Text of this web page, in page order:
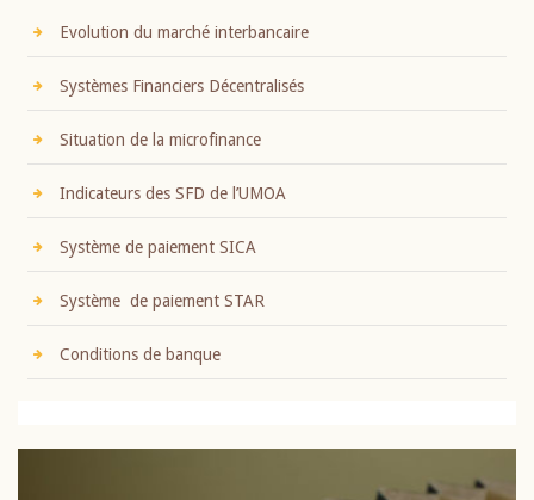
Evolution du marché interbancaire
Systèmes Financiers Décentralisés
Situation de la microfinance
Indicateurs des SFD de l’UMOA
Système de paiement SICA
Système de paiement STAR
Conditions de banque